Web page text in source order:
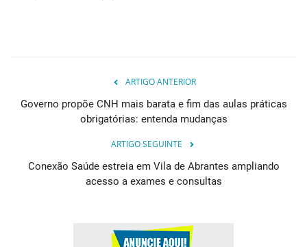
ARTIGO ANTERIOR
Governo propõe CNH mais barata e fim das aulas práticas
obrigatórias: entenda mudanças
ARTIGO SEGUINTE
Conexão Saúde estreia em Vila de Abrantes ampliando
acesso a exames e consultas